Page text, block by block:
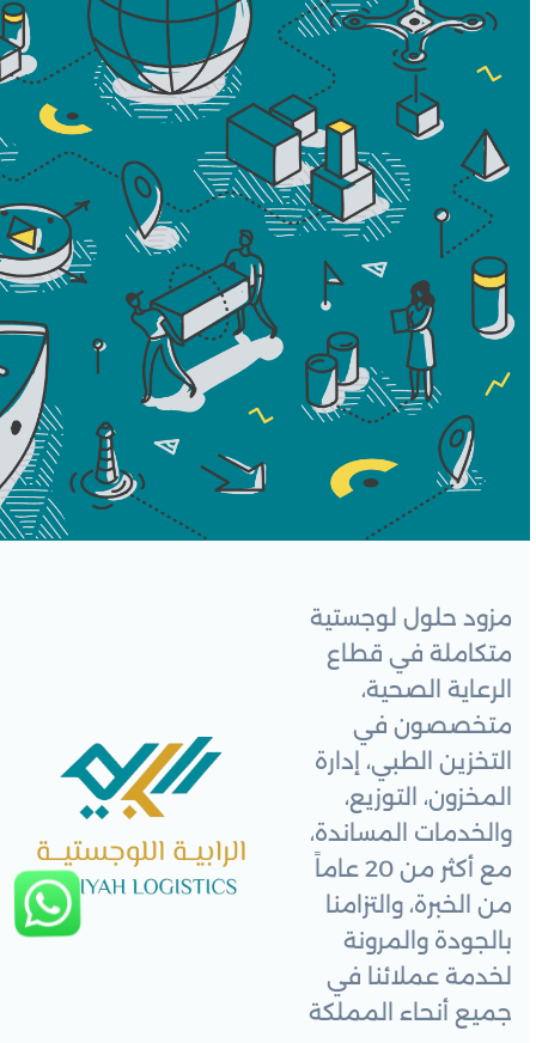
مزود حلول لوجستية
متكاملة في قطاع
الرعاية الصحية،
متخصصون في
التخزين الطبي، إدارة
المخزون، التوزيع،
والخدمات المساندة،
مع أكثر من 20 عاماً
من الخبرة، والتزامنا
بالجودة والمرونة
لخدمة عملائنا في
جميع أنحاء المملكة